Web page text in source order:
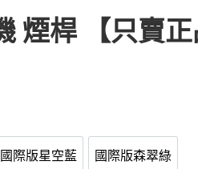
煙桿 【只賣正
國際版星空藍
國際版星空藍國際版森翠綠
國際版森翠綠